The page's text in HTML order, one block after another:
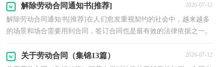
解除劳动合同通知书[推荐] 2026-07-12
解除劳动合同通知书[推荐]在人们愈发重视契约的社会中，越来越多
的场景和场合需要用到合同，签订合同也是最有效的法律依据之一。
关于劳动合同（集锦13篇） 2026-07-12